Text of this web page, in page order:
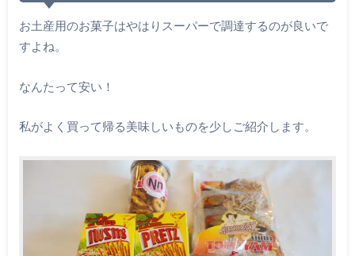
お土産用のお菓子はやはりスーパーで調達するのが良いで
すよね。
なんたって安い！
私がよく買って帰る美味しいものを少しご紹介します。